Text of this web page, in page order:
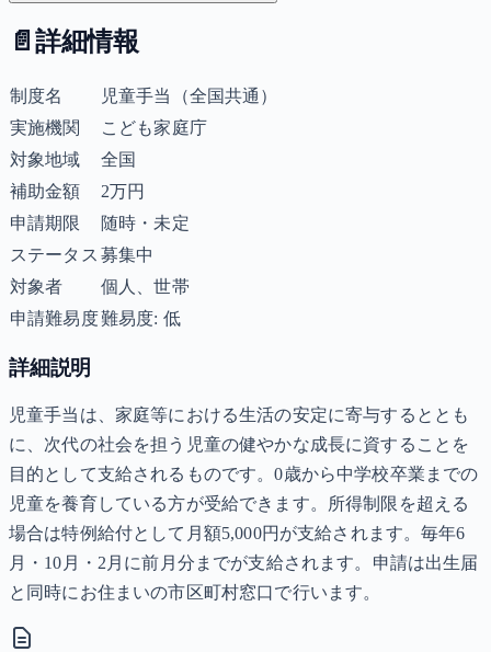
📄 詳細情報
制度名
児童手当（全国共通）
実施機関
こども家庭庁
対象地域
全国
補助金額
2万円
申請期限
随時・未定
ステータス 募集中
対象者
個人、世帯
申請難易度難易度: 低
詳細説明
児童手当は、家庭等における生活の安定に寄与するととも
に、次代の社会を担う児童の健やかな成長に資することを
目的として支給されるものです。0歳から中学校卒業までの
児童を養育している方が受給できます。所得制限を超える
場合は特例給付として月額5,000円が支給されます。毎年6
月・10月・2月に前月分までが支給されます。申請は出生届
と同時にお住まいの市区町村窓口で行います。